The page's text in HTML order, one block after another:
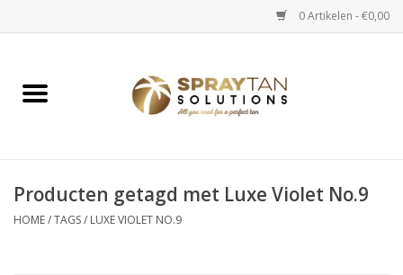
0 Artikelen - €0,00
Home
Spray Tan Starterspakketten
Producten getagd met Luxe Violet No.9
HOME/TAGS/ LUXE VIOLET NO.9